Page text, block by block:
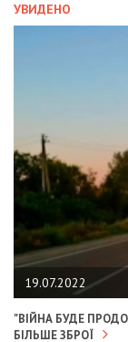
УВИДЕНО
19.07.2022
"ВІЙНА БУДЕ
БІЛЬШЕ ЗБРОЇ